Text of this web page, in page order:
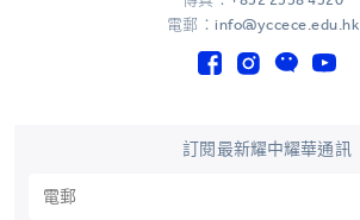
電郵：info@yccece.edu.hk
訂閱最新耀中耀華通訊